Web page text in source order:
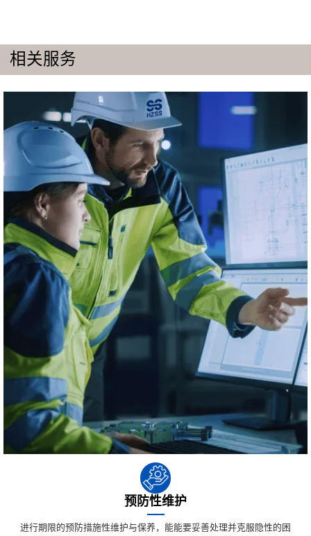
相关服务
预防性维护
进行期限的预防措施性维护与保养，能能要妥善处理并克服隐性的困